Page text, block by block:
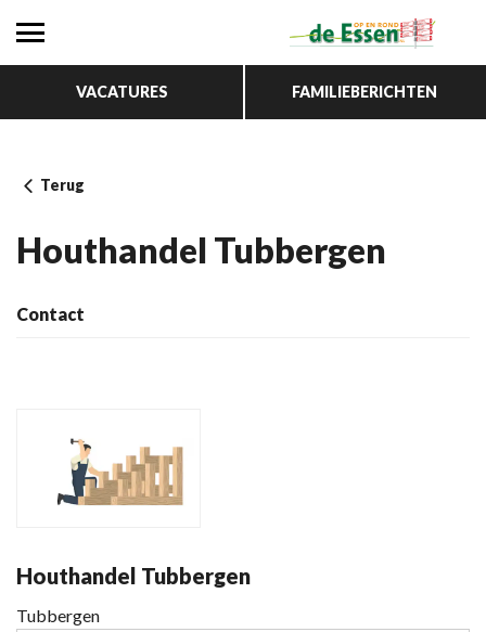
VACATURES FAMILIEBERICHTEN
Terug
Houthandel Tubbergen
Contact
Houthandel Tubbergen
Tubbergen